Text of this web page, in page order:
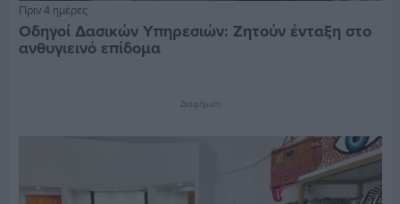
Πριν 4 ημέρες
Οδηγοί Δασικών Υπηρεσιών: Ζητούν ένταξη στο
ανθυγιεινό επίδομα
Διαφήμιση